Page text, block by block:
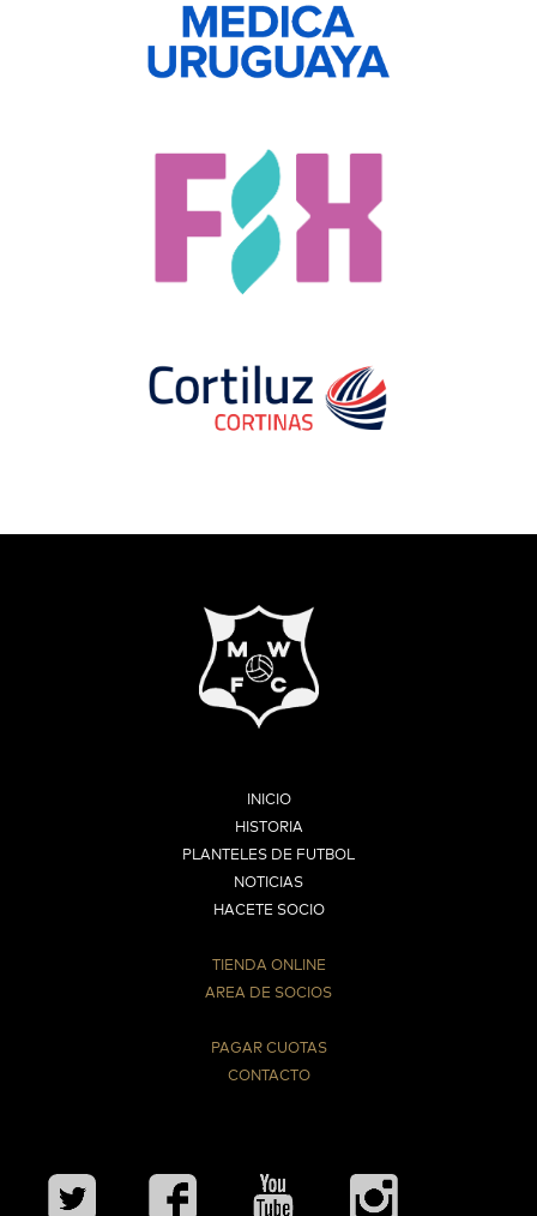
INICIO
HISTORIA
PLANTELES DE FUTBOL
NOTICIAS
HACETE SOCIO
TIENDA ONLINE
AREA DE SOCIOS
PAGAR CUOTAS
CONTACTO